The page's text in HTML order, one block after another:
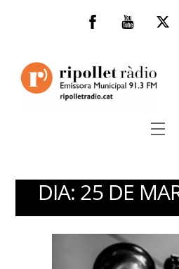
Facebook
You
DIA: 25 DE